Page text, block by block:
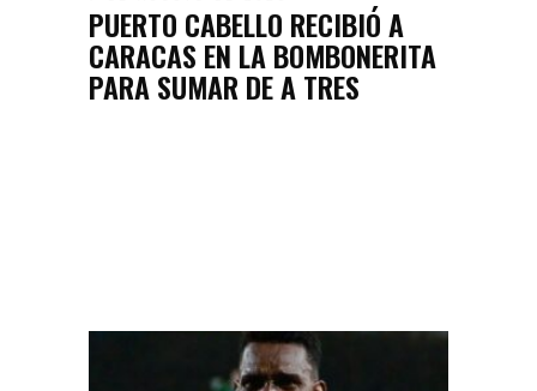
PUERTO CABELLO RECIBIÓ A
CARACAS EN LA BOMBONERITA
PARA SUMAR DE A TRES